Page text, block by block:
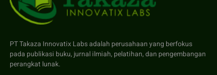
PT Takaza Innovatix Labs adalah perusahaan yang berfokus
pada publikasi buku, jurnal ilmiah, pelatihan, dan pengembangan
perangkat lunak.